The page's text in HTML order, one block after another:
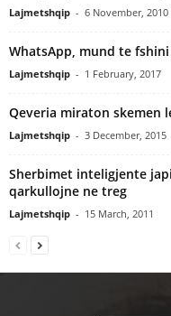
Lajmetshqip - 6 November, 2010
WhatsApp, mund te
Lajmetshqip - 1 February, 2017
Qeveria miraton skemen
Lajmetshqip - 3 December, 2015
Sherbimet inteligjente
qarkullojne ne treg
Lajmetshqip - 15 March, 2011